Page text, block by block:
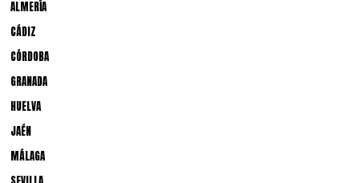
ALMERÍA
CÁDIZ
CÓRDOBA
GRANADA
HUELVA
JAÉN
MÁLAGA